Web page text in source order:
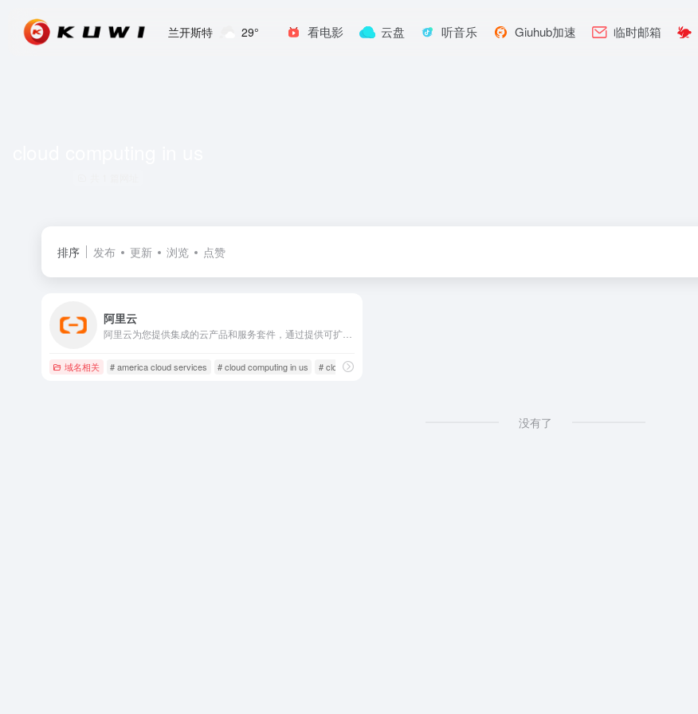
兰开斯特 29° 看电影 云盘 听音乐 Giuhub加速 临时邮箱
排序 发布 更新 浏览 点赞
阿里云
域名相关 # america cloud services # cloud computing in us # cloud service provider in us
没有了